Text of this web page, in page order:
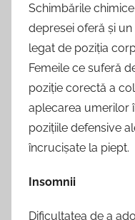
Schimbările
depresei oferă și
legat de poziția
Femeile ce suferă
poziție corectă a
aplecarea umerilor
pozițiile defensive
încrucișate la piept.
Insomnii
Dificultatea de a